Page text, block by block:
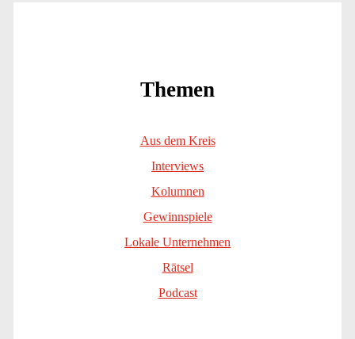
Themen
Aus dem Kreis
Interviews
Kolumnen
Gewinnspiele
Lokale Unternehmen
Rätsel
Podcast